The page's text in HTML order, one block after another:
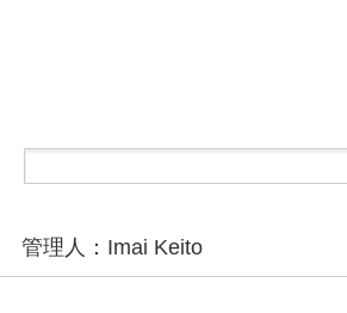
管理人：Imai Keito